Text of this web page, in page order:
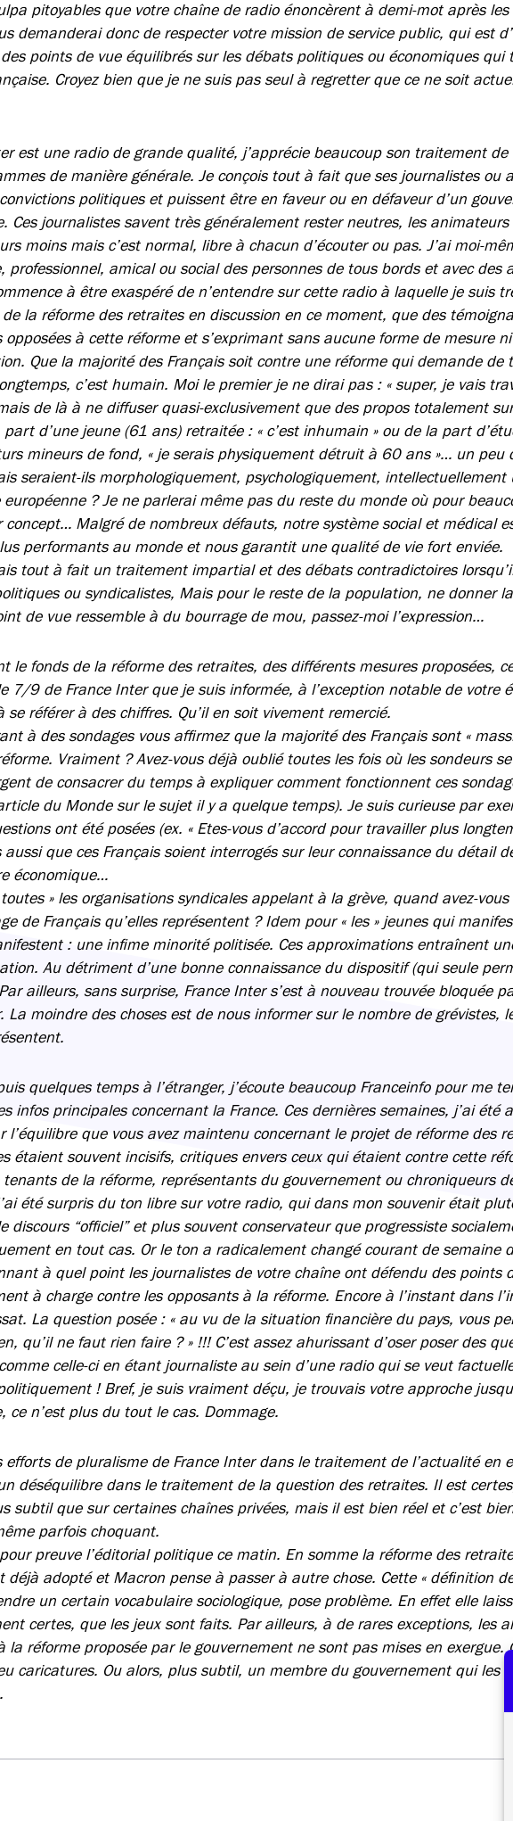
pitoyables que votre chaîne de radio énoncèrent à demi-mot après
demanderai donc de respecter votre mission de service public, qui est
points de vue équilibrés sur les débats politiques ou économiques qui
Croyez bien que je ne suis pas seul à regretter que ce ne soit
est une radio de grande qualité, j’apprécie beaucoup son traitement de
de manière générale. Je conçois tout à fait que ses journalistes ou
politiques et puissent être en faveur ou en défaveur d’un
Ces journalistes savent très généralement rester neutres, les animateurs
moins mais c’est normal, libre à chacun d’écouter ou pas. J’ai moi-
professionnel, amical ou social des personnes de tous bords et avec des
à être exaspéré de n’entendre sur cette radio à laquelle je suis
de la réforme des retraites en discussion en ce moment, que des
opposées à cette réforme et s’exprimant sans aucune forme de mesure
Que la majorité des Français soit contre une réforme qui demande de
c’est humain. Moi le premier je ne dirai pas : « super, je vais
de là à ne diffuser quasi-exclusivement que des propos totalement
d’une jeune (61 ans) retraitée : « c’est inhumain » ou de la part
mineurs de fond, « je serais physiquement détruit à 60 ans »… un peu
seraient-ils morphologiquement, psychologiquement, intellectuellement
européenne ? Je ne parlerai même pas du reste du monde où pour
concept… Malgré de nombreux défauts, notre système social et médical
performants au monde et nous garantit une qualité de vie fort enviée.
tout à fait un traitement impartial et des débats contradictoires
ou syndicalistes, Mais pour le reste de la population, ne donner
de vue ressemble à du bourrage de mou, passez-moi l’expression…
le fonds de la réforme des retraites, des différents mesures proposées,
7/9 de France Inter que je suis informée, à l’exception notable de votre
se référer à des chiffres. Qu’il en soit vivement remercié.
à des sondages vous affirmez que la majorité des Français sont «
Vraiment ? Avez-vous déjà oublié toutes les fois où les sondeurs
de consacrer du temps à expliquer comment fonctionnent ces
du Monde sur le sujet il y a quelque temps). Je suis curieuse par
ont été posées (ex. « Etes-vous d’accord pour travailler plus
aussi que ces Français soient interrogés sur leur connaissance du détail
économique…
toutes » les organisations syndicales appelant à la grève, quand avez-
de Français qu’elles représentent ? Idem pour « les » jeunes qui
: une infime minorité politisée. Ces approximations entraînent
Au détriment d’une bonne connaissance du dispositif (qui seule
ailleurs, sans surprise, France Inter s’est à nouveau trouvée bloquée
La moindre des choses est de nous informer sur le nombre de grévistes,
quelques temps à l’étranger, j’écoute beaucoup Franceinfo pour me
infos principales concernant la France. Ces dernières semaines, j’ai été
l’équilibre que vous avez maintenu concernant le projet de réforme des
étaient souvent incisifs, critiques envers ceux qui étaient contre cette
tenants de la réforme, représentants du gouvernement ou chroniqueurs
été surpris du ton libre sur votre radio, qui dans mon souvenir était
discours “officiel” et plus souvent conservateur que progressiste
en tout cas. Or le ton a radicalement changé courant de semaine
à quel point les journalistes de votre chaîne ont défendu des points
à charge contre les opposants à la réforme. Encore à l’instant dans
La question posée : « au vu de la situation financière du pays, vous
qu’il ne faut rien faire ? » !!! C’est assez ahurissant d’oser poser des
celle-ci en étant journaliste au sein d’une radio qui se veut
! Bref, je suis vraiment déçu, je trouvais votre approche
ce n’est plus du tout le cas. Dommage.
efforts de pluralisme de France Inter dans le traitement de l’actualité en
déséquilibre dans le traitement de la question des retraites. Il est
subtil que sur certaines chaînes privées, mais il est bien réel et c’est
parfois choquant.
pour preuve l’éditorial politique ce matin. En somme la réforme des
déjà adopté et Macron pense à passer à autre chose. Cette « définition
un certain vocabulaire sociologique, pose problème. En effet elle
certes, que les jeux sont faits. Par ailleurs, à de rares exceptions, les
la réforme proposée par le gouvernement ne sont pas mises en exergue.
caricatures. Ou alors, plus subtil, un membre du gouvernement qui les